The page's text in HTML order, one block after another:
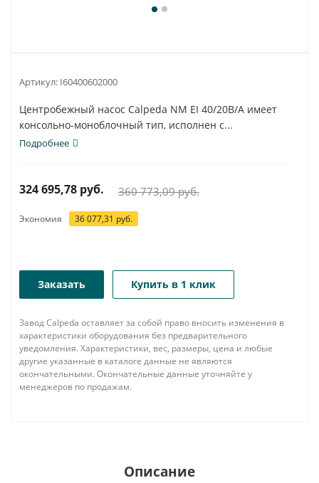
Артикул: I60400602000
Центробежный насос Calpeda NM EI 40/20B/A имеет
консольно-моноблочный тип, исполнен с...
Подробнее
324 695,78 руб. 360 773,09руб.
Экономия 36 077,31 руб.
Заказать Купить в 1 клик
Завод Calpeda оставляет за собой право вносить изменения в
характеристики оборудования без предварительного
уведомления. Характеристики, вес, размеры, цена и любые
другие указанные в каталоге данные не являются
окончательными. Окончательные данные уточняйте у
менеджеров по продажам.
Описание